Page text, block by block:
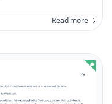
Read more